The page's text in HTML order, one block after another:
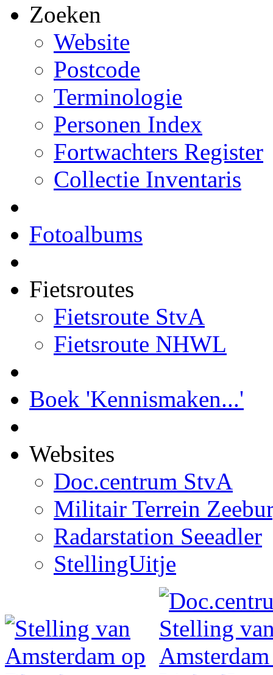
Zoeken
Website
Postcode
Terminologie
Personen Index
Fortwachters Register
Collectie Inventaris
Fotoalbums
Fietsroutes
Fietsroute StvA
Fietsroute NHWL
Boek 'Kennismaken...'
Websites
Doc.centrum StvA
Militair Terrein
Radarstation Seeadler
StellingUitje